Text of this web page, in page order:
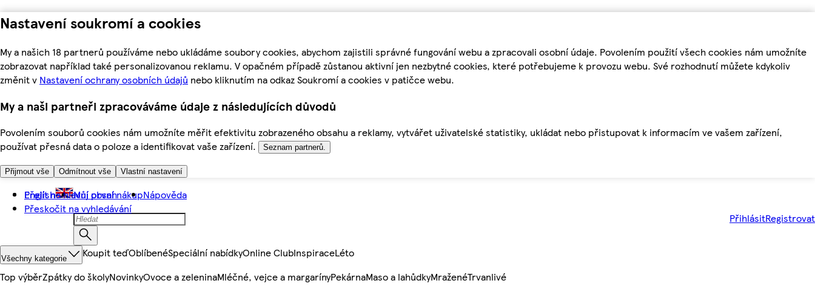
Nastavení soukromí a cookies
My a našich 18 partnerů používáme nebo ukládáme soubory cookies, abychom zajistili správné fungování webu a zpracovali osobní údaje. Povolením použití všech cookies nám umožníte
zobrazovat například také personalizovanou reklamu. V opačném případě zůstanou aktivní jen nezbytné cookies, které potřebujeme k provozu webu. Své rozhodnutí můžete kdykoliv
změnit v Nastavení ochrany osobních údajů nebo kliknutím na odkaz Soukromí a cookies v patičce webu.
My a naši partneři zpracováváme údaje z následujících důvodů
Povolením souborů cookies nám umožníte měřit efektivitu zobrazeného obsahu a reklamy, vytvářet uživatelské statistiky, ukládat nebo přistupovat k informacím ve vašem zařízení,
používat přesná data o poloze a identifikovat vaše zařízení.
Seznam partnerů.
Přijmout vše Odmítnout vše Vlastní nastavení
Přejít na hlavní obsah
Přeskočit na vyhledávání
English Můj první nákupNápověda
PřihlásitRegistrovat
Všechny kategorie Koupit teďOblíbenéSpeciální nabídkyOnline ClubInspiraceLéto
Top výběrZpátky do školyNovinkyOvoce a zeleninaMléčné, vejce a margarínyPekárnaMaso a lahůdkyMraženéTrvanlivé